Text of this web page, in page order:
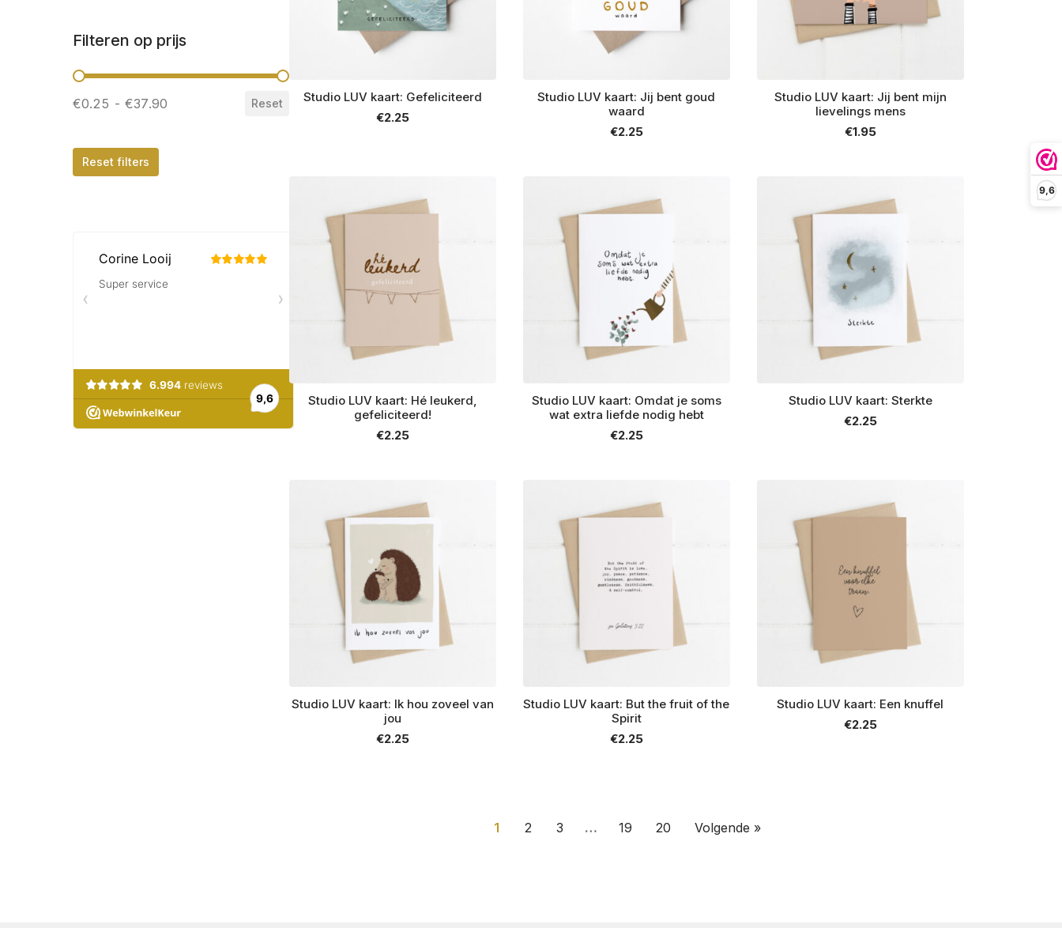
9,6
Filteren op prijs
Filteren op prijs
€0.25 - €37.90 Reset
Reset filters
Studio LUV kaart: Gefeliciteerd
€2.25
Studio LUV kaart: Jij bent goud
waard
€2.25
Studio LUV kaart: Jij bent mijn
lievelings mens
€1.95
Studio LUV kaart: Hé leukerd,
gefeliciteerd!
€2.25
Studio LUV kaart: Omdat je soms
wat extra liefde nodig hebt
€2.25
Studio LUV kaart: Sterkte
€2.25
Studio LUV kaart: Ik hou zoveel van
jou
€2.25
Studio LUV kaart: But the fruit of the
Spirit
€2.25
Studio LUV kaart: Een knuffel
€2.25
1 2 3 … 19 20 Volgende »